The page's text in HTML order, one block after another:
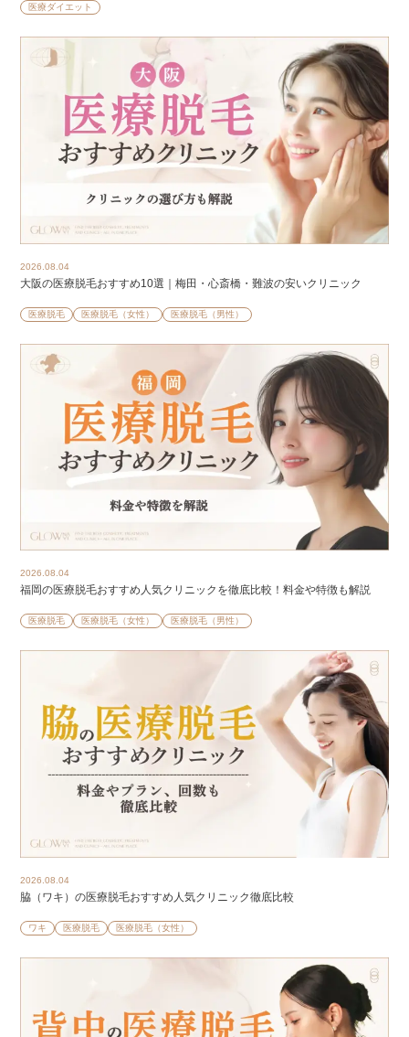
医療ダイエット
2026.08.04
大阪の医療脱毛おすすめ10選｜梅田・心斎橋・難波の安いクリニック
医療脱毛 医療脱毛（女性） 医療脱毛（男性）
2026.08.04
福岡の医療脱毛おすすめ人気クリニックを徹底比較！料金や特徴も解説
医療脱毛 医療脱毛（女性） 医療脱毛（男性）
2026.08.04
脇（ワキ）の医療脱毛おすすめ人気クリニック徹底比較
ワキ 医療脱毛 医療脱毛（女性）